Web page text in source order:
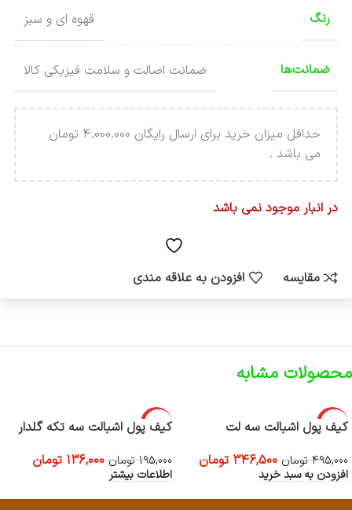
رنگ قهوه ای و سبز
ضمانت‌ها ضمانت اصالت و سلامت فیزیکی کالا
حداقل میزان خرید برای ارسال رایگان 4.000.000 تومان
می باشد .
در انبار موجود نمی باشد
مقایسه افزودن به علاقه مندی
محصولات مشابه
-30%
کیف پول اشبالت سه لت
495,000 تومان 346,500 تومان
افزودن به سبد خرید
-30%
ی
کیف پول اشبالت سه تکه گلدار
195,000 تومان 136,000 تومان
اطلاعات بیشتر